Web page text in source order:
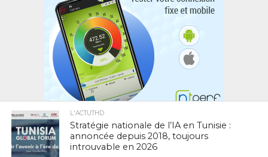
L'ACTUTHD
Stratégie nationale de l’IA en Tunisie :
annoncée depuis 2018, toujours
introuvable en 2026